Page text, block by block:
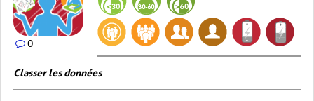
0
Classer les données